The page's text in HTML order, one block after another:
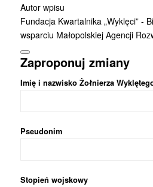
Autor wpisu
Fundacja Kwartalnika „Wyklęci” -
wsparciu Małopolskiej Agencji
Zaproponuj zmiany
Imię i nazwisko Żołnierza
Pseudonim
Stopień wojskowy